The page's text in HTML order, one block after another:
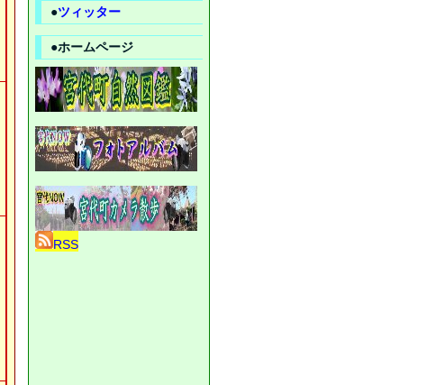
●ツィッター
●ホームページ
RSS